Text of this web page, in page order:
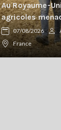
Au Royaume-
agricoles
07/08/2026
France